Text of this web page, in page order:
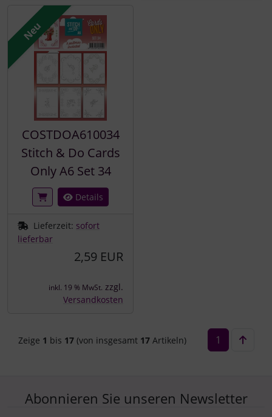
Neu
COSTDOA610034
Stitch & Do Cards
Only A6 Set 34
Details
Lieferzeit: sofort
lieferbar
2,59 EUR
inkl. 19 % MwSt. zzgl.
Versandkosten
Zeige 1 bis 17(von insgesamt 17Artikeln) 1
Abonnieren Sie unseren Newsletter